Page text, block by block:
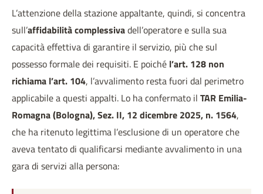
L’attenzione della stazione appaltante, quindi, si concentra
sull’affidabilità complessivadell’operatore e sulla sua
capacità effettiva di garantire il servizio, più che sul
possesso formale dei requisiti. E poiché l’art. 128 non
richiama l’art. 104, l’avvalimento resta fuori dal perimetro
applicabile a questi appalti. Lo ha confermato il TAR Emilia-
Romagna (Bologna), Sez. II, 12 dicembre 2025, n. 1564,
che ha ritenuto legittima l’esclusione di un operatore che
aveva tentato di qualificarsi mediante avvalimento in una
gara di servizi alla persona: